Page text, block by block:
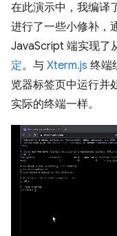
在此演示中，我编译
进行了一些小修补，
JavaScript 端实现了
定。与 Xterm.js 终端
览器标签页中运行并
实际的终端一样。